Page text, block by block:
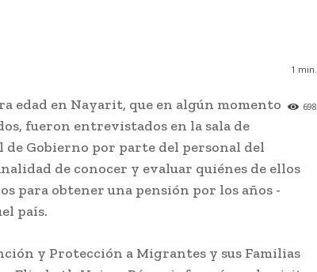
1 min.
698
edad en Nayarit, que en algún momento
fueron entrevistados en la sala de
de Gobierno por parte del personal del
de conocer y evaluar quiénes de ellos
para obtener una pensión por los años -
país.
y Protección a Migrantes y sus Familias